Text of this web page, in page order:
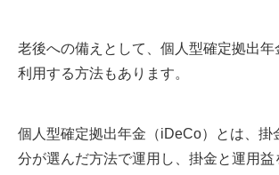
老後への備えとして、個人型確定拠出
利用する方法もあります。
個人型確定拠出年金（iDeCo）とは、掛
分が選んだ方法で運用し、掛金と運用益